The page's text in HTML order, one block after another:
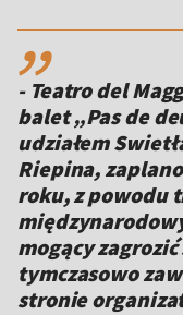
,,
- Teatro del
balet „Pas de
udziałem
Riepina,
roku, z powodu
mogący
tymczasowo
stronie